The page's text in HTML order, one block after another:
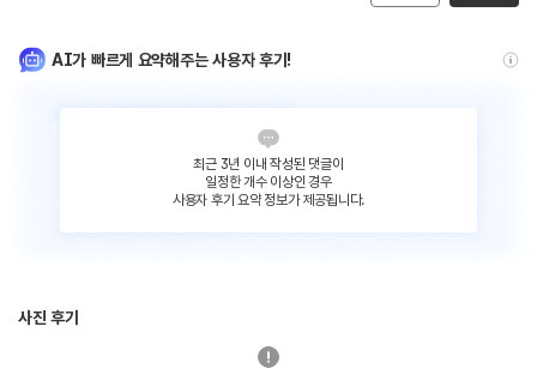
AI가 빠르게 요약해주는 사용자 후기!
최근 3년 이내 작성된 댓글이
일정한 개수 이상인 경우
사용자 후기 요약 정보가 제공됩니다.
사진 후기